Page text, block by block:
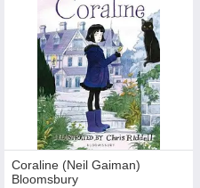
Coraline (Neil Gaiman)
Bloomsbury